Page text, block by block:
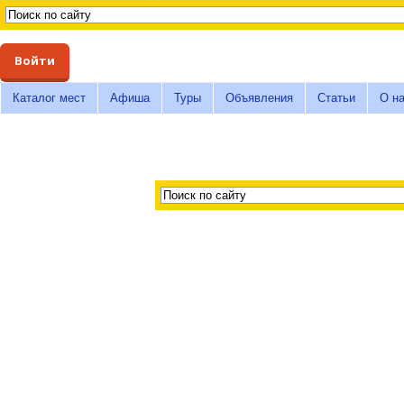
Войти
Каталог мест Афиша Туры Объявления Статьи О